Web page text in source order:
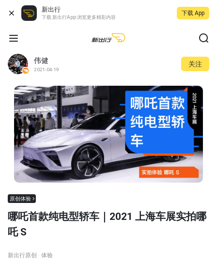
新出行
下载 新出行App 浏览更多精彩内容
下载 App
伟健
2021-04-19
关注
原创体验
哪吒首款纯电型轿车｜2021 上海车展实拍哪
吒 S
新出行原创 · 体验